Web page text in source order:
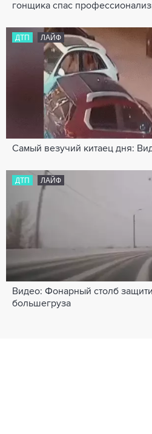
гонщика спас
ДТП ЛАЙФ
Самый везучий китаец дня:
ДТП ЛАЙФ
Видео: Фонарный столб
большегруза